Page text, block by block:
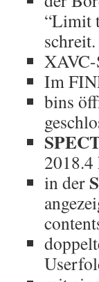
“Limit
schreit.
XAVC-
Im
bins
in der